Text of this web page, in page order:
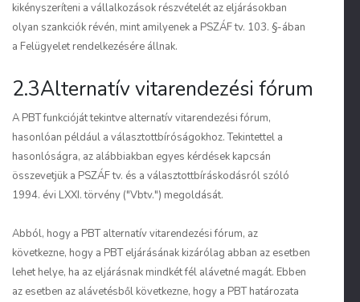
kikényszeríteni a vállalkozások részvételét az eljárásokban
olyan szankciók révén, mint amilyenek a PSZÁF tv. 103. §-ában
a Felügyelet rendelkezésére állnak.
2.3Alternatív vitarendezési fórum
A PBT funkcióját tekintve alternatív vitarendezési fórum,
hasonlóan például a választottbíróságokhoz. Tekintettel a
hasonlóságra, az alábbiakban egyes kérdések kapcsán
összevetjük a PSZÁF tv. és a választottbíráskodásról szóló
1994. évi LXXI. törvény ("Vbtv.") megoldását.
Abból, hogy a PBT alternatív vitarendezési fórum, az
következne, hogy a PBT eljárásának kizárólag abban az esetben
lehet helye, ha az eljárásnak mindkét fél alávetné magát. Ebben
az esetben az alávetésből következne, hogy a PBT határozata